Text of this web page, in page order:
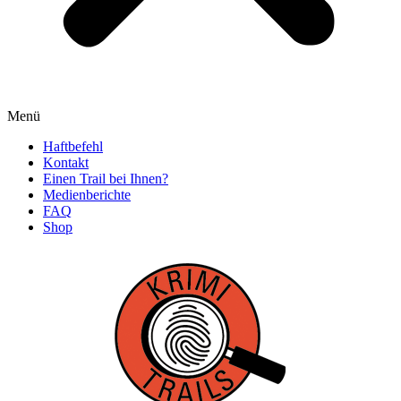
Menü
Haftbefehl
Kontakt
Einen Trail bei Ihnen?
Medienberichte
FAQ
Shop